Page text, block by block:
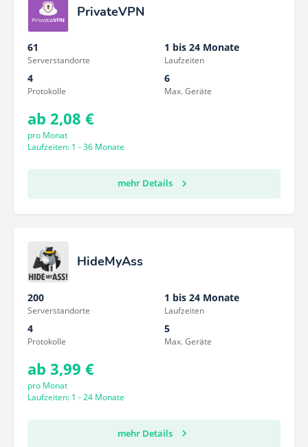
PrivateVPN
61
Serverstandorte
1 bis 24 Monate
Laufzeiten
4
Protokolle
6
Max. Geräte
ab 2,08 €
pro Monat
Laufzeiten: 1 - 36 Monate
mehr Details
HideMyAss
200
Serverstandorte
1 bis 24 Monate
Laufzeiten
4
Protokolle
5
Max. Geräte
ab 3,99 €
pro Monat
Laufzeiten: 1 - 24 Monate
mehr Details